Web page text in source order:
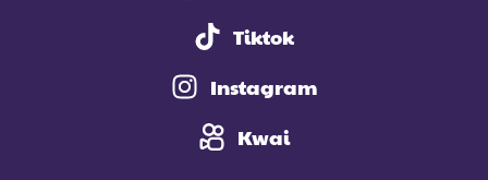
Tiktok
Instagram
Kwai